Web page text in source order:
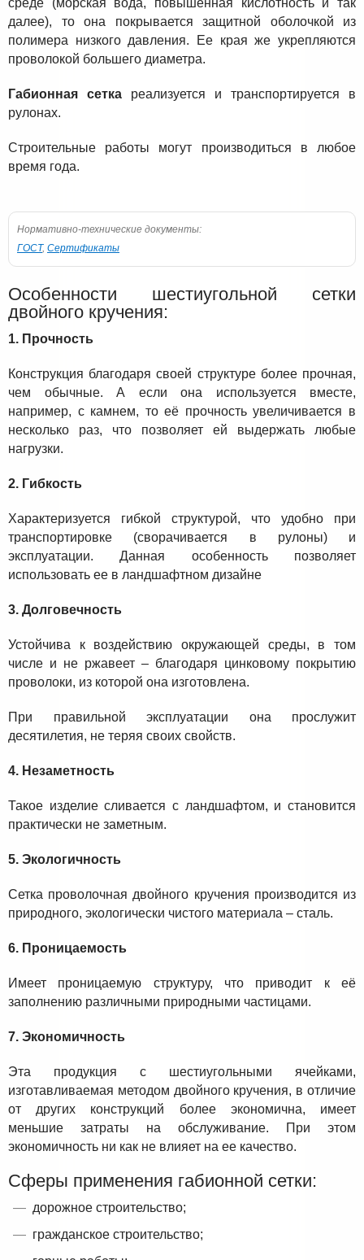
далее), то она покрывается защитной оболочкой из
полимера низкого давления. Ее края же укрепляются
проволокой большего диаметра.
Габионная сетка реализуется и транспортируется в
рулонах.
Строительные работы могут производиться в любое
время года.
Нормативно-технические документы:
ГОСТ, Сертификаты
Особенности шестиугольной сетки
двойного кручения:
1. Прочность
Конструкция благодаря своей структуре более прочная,
чем обычные. А если она используется вместе,
например, с камнем, то её прочность увеличивается в
несколько раз, что позволяет ей выдержать любые
нагрузки.
2. Гибкость
Характеризуется гибкой структурой, что удобно при
транспортировке (сворачивается в рулоны) и
эксплуатации. Данная особенность позволяет
использовать ее в ландшафтном дизайне
3. Долговечность
Устойчива к воздействию окружающей среды, в том
числе и не ржавеет – благодаря цинковому покрытию
проволоки, из которой она изготовлена.
При правильной эксплуатации она прослужит
десятилетия, не теряя своих свойств.
4. Незаметность
Такое изделие сливается с ландшафтом, и становится
практически не заметным.
5. Экологичность
Сетка проволочная двойного кручения производится из
природного, экологически чистого материала – сталь.
6. Проницаемость
Имеет проницаемую структуру, что приводит к её
заполнению различными природными частицами.
7. Экономичность
Эта продукция с шестиугольными ячейками,
изготавливаемая методом двойного кручения, в отличие
от других конструкций более экономична, имеет
меньшие затраты на обслуживание. При этом
экономичность ни как не влияет на ее качество.
Сферы применения габионной сетки:
дорожное строительство;
гражданское строительство;